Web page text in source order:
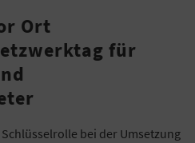
Ort
für
bei der Umsetzung